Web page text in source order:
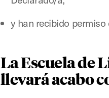
y han recibido
La Escuela de
llevará acabo